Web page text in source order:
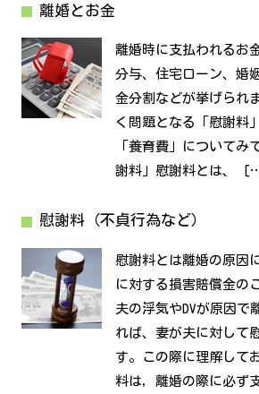
離婚とお金
離婚時に支払われるお
分与、住宅ローン、婚
金分割などが挙げられ
く問題となる「慰謝料
「養育費」について
謝料」慰謝料とは、
慰謝料（不貞行為など）
慰謝料とは離婚の原因
に対する損害賠償金の
夫の浮気やDVが原因で
れば、妻が夫に対して
す。この際に理解して
料は，離婚の際に必